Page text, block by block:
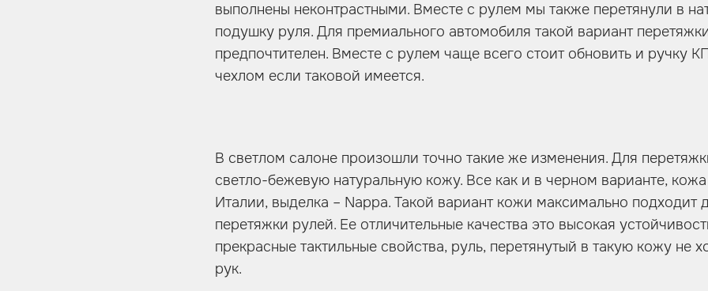
выполнены неконтрастными. Вместе с рулем мы также перетянули в
подушку руля. Для премиального автомобиля такой вариант
предпочтителен. Вместе с рулем чаще всего стоит обновить и ручку
чехлом если таковой имеется.
В светлом салоне произошли точно такие же изменения. Для
светло-бежевую натуральную кожу. Все как и в черном варианте, кожа
Италии, выделка – Nappa. Такой вариант кожи максимально подходит
перетяжки рулей. Ее отличительные качества это высокая
прекрасные тактильные свойства, руль, перетянутый в такую кожу не
рук.